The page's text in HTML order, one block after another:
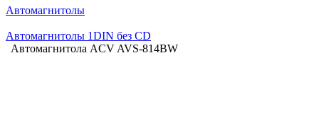
Автомагнитолы
Автомагнитолы 1DIN без CD
Автомагнитола ACV AVS-814BW